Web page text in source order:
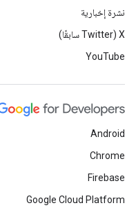
نشرة إخبارية
‫X ‏(Twitter سابقًا)
YouTube
Android
Chrome
Firebase
Google Cloud Platform